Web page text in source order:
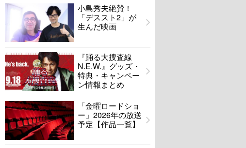
小島秀夫絶賛！
「デススト2」が
生んだ映画
『踊る大捜査線
N.E.W.』グッズ・
特典・キャンペー
ン情報まとめ
「金曜ロードショ
ー」2026年の放送
予定【作品一覧】